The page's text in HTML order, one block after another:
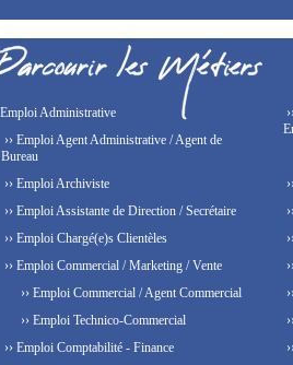
Emploi Administrative
›› Emploi Agent Administrative / Agent de
Bureau
›› Emploi Archiviste
›› Emploi Assistante de Direction / Secrétaire
›› Emploi Chargé(e)s Clientèles
›› Emploi Commercial / Marketing / Vente
›› Emploi Commercial / Agent Commercial
›› Emploi Technico-Commercial
›› Emploi Comptabilité - Finance